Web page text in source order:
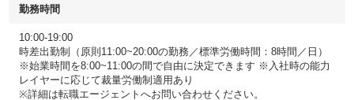
勤務時間
10:00-19:00
時差出勤制（原則11:00~20:00の勤務／標準労働時間：8時間／日）
※始業時間を8:00~11:00の間で自由に決定できます ※入社時の能力
レイヤーに応じて裁量労働制適用あり
※詳細は転職エージェントへお問い合わせください。